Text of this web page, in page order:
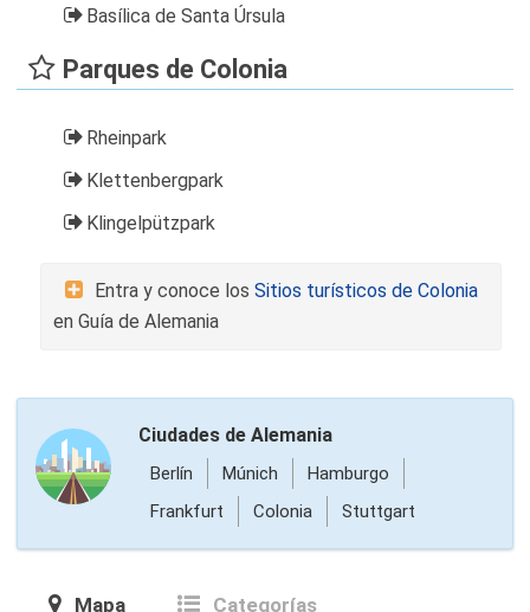
Basílica de Santa Úrsula
Parques de Colonia
Rheinpark
Klettenbergpark
Klingelpützpark
Entra y conoce los Sitios turísticos de Colonia
en Guía de Alemania
Ciudades de Alemania
Berlín Múnich
Hamburgo
Frankfurt
Colonia Stuttgart
Mapa Categorías